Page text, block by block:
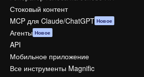
Стоковый контент
MCP для Claude/ChatGPT Новое
Агенты Новое
API
Мобильное приложение
Все инструменты Magnific